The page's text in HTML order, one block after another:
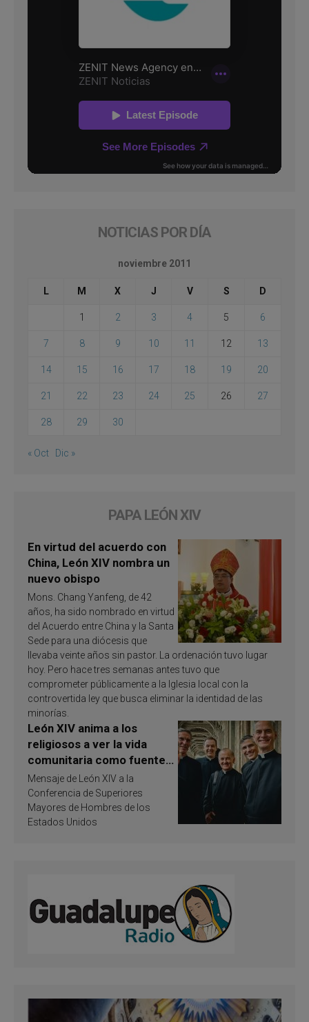
NOTICIAS POR DÍA
noviembre 2011
L M X J V S D
1 2 3 4 5 6
7 8 9 10 11 12 13
14 15 16 17 18 19 20
21 22 23 24 25 26 27
28 29 30
« Oct Dic »
PAPA LEÓN XIV
En virtud del acuerdo con
China, León XIV nombra un
nuevo obispo
Mons. Chang Yanfeng, de 42
años, ha sido nombrado en virtud
del Acuerdo entre China y la Santa
Sede para una diócesis que
llevaba veinte años sin pastor. La ordenación tuvo lugar
hoy. Pero hace tres semanas antes tuvo que
comprometer públicamente a la Iglesia local con la
controvertida ley que busca eliminar la identidad de las
minorías.
León XIV anima a los
religiosos a ver la vida
comunitaria como fuente
de inspiración y
santificación
Mensaje de León XIV a la
Conferencia de Superiores
Mayores de Hombres de los
Estados Unidos